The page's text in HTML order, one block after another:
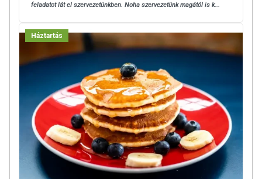
feladatot lát el szervezetünkben. Noha szervezetünk magától is k...
Háztartás